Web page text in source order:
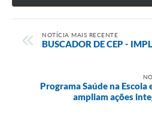
NOTÍCIA MAIS RECENTE
BUSCADOR DE CEP -
Programa Saúde na
ampliam ações